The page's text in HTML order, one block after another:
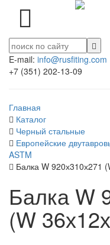
E-mail: info@rusfiting.com
+7 (351) 202-13-09
Главная
Каталог
Черный стальные
Европейские
ASTM
Балка W 920х310х271
Балка W
(W